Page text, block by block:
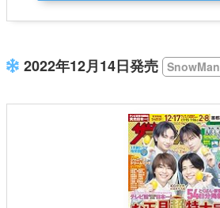
2022年12月14日発売 SnowMan